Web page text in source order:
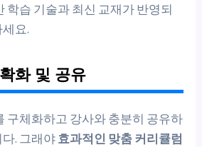
학습 기술과 최신 교재가 반영되
요.
화 및 공유
구체화하고 강사와 충분히 공유하
. 그래야효과적인 맞춤 커리큘럼